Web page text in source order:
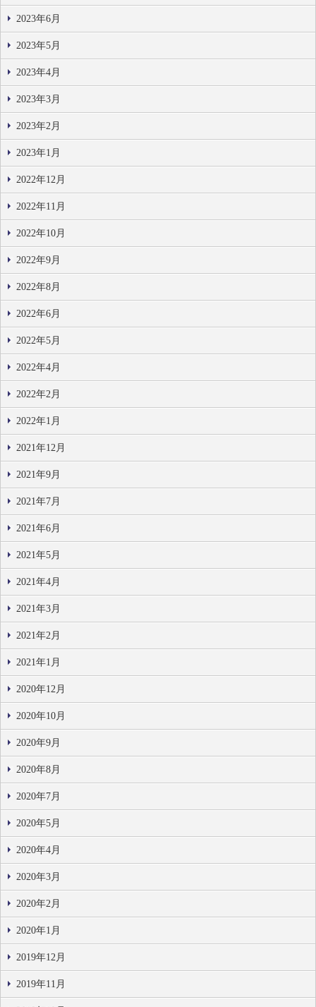
2023年6月
2023年5月
2023年4月
2023年3月
2023年2月
2023年1月
2022年12月
2022年11月
2022年10月
2022年9月
2022年8月
2022年6月
2022年5月
2022年4月
2022年2月
2022年1月
2021年12月
2021年9月
2021年7月
2021年6月
2021年5月
2021年4月
2021年3月
2021年2月
2021年1月
2020年12月
2020年10月
2020年9月
2020年8月
2020年7月
2020年5月
2020年4月
2020年3月
2020年2月
2020年1月
2019年12月
2019年11月